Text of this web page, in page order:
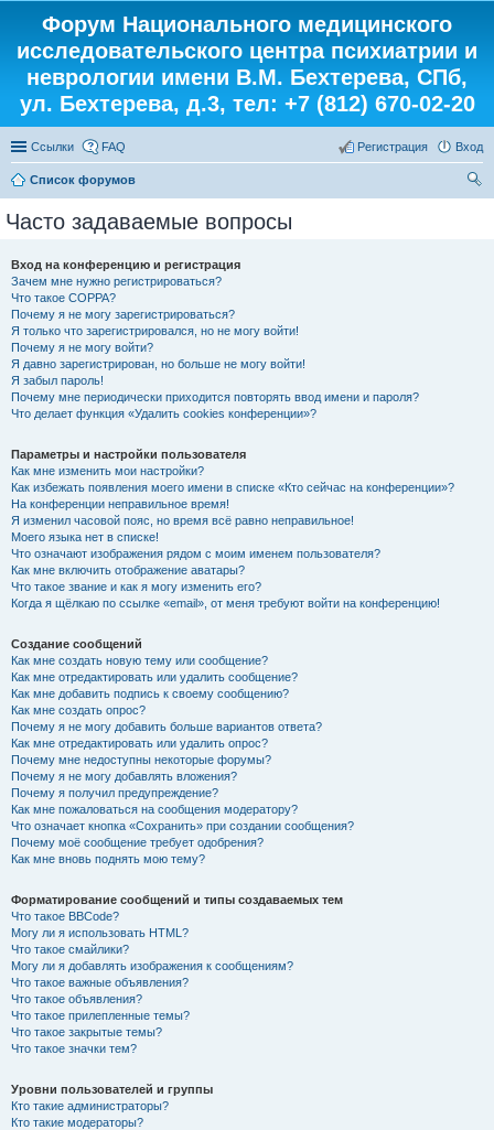
Форум Национального медицинского
исследовательского центра психиатрии и
неврологии имени В.М. Бехтерева, СПб,
ул. Бехтерева, д.3, тел: +7 (812) 670-02-20
Ссылки FAQ Вход
Регистрация
Список форумов
Часто задаваемые вопросы
Вход на конференцию и регистрация
Зачем мне нужно регистрироваться?
Что такое COPPA?
Почему я не могу зарегистрироваться?
Я только что зарегистрировался, но не могу войти!
Почему я не могу войти?
Я давно зарегистрирован, но больше не могу войти!
Я забыл пароль!
Почему мне периодически приходится повторять ввод имени и пароля?
Что делает функция «Удалить cookies конференции»?
Параметры и настройки пользователя
Как мне изменить мои настройки?
Как избежать появления моего имени в списке «Кто сейчас на конференции»?
На конференции неправильное время!
Я изменил часовой пояс, но время всё равно неправильное!
Моего языка нет в списке!
Что означают изображения рядом с моим именем пользователя?
Как мне включить отображение аватары?
Что такое звание и как я могу изменить его?
Когда я щёлкаю по ссылке «email», от меня требуют войти на конференцию!
Создание сообщений
Как мне создать новую тему или сообщение?
Как мне отредактировать или удалить сообщение?
Как мне добавить подпись к своему сообщению?
Как мне создать опрос?
Почему я не могу добавить больше вариантов ответа?
Как мне отредактировать или удалить опрос?
Почему мне недоступны некоторые форумы?
Почему я не могу добавлять вложения?
Почему я получил предупреждение?
Как мне пожаловаться на сообщения модератору?
Что означает кнопка «Сохранить» при создании сообщения?
Почему моё сообщение требует одобрения?
Как мне вновь поднять мою тему?
Форматирование сообщений и типы создаваемых тем
Что такое BBCode?
Могу ли я использовать HTML?
Что такое смайлики?
Могу ли я добавлять изображения к сообщениям?
Что такое важные объявления?
Что такое объявления?
Что такое прилепленные темы?
Что такое закрытые темы?
Что такое значки тем?
Уровни пользователей и группы
Кто такие администраторы?
Кто такие модераторы?